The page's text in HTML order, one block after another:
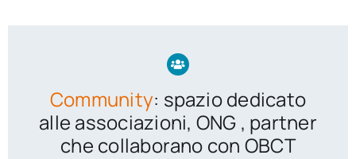
Chi siamo
Community: spazio dedicato
alle associazioni, ONG , partner
che collaborano con OBCT